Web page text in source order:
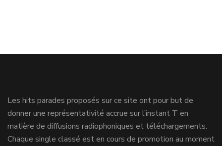
Les hits parades proposés sur ce site ont pour but de
donner une représentativité accrue sur l’instant T en
matière de diffusions radiophoniques et téléchargements.
Chaque single classé est en cours de promotion au moment